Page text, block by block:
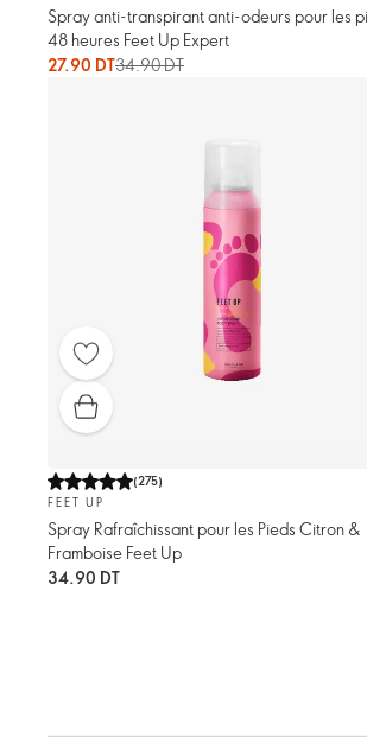
Spray anti-transpirant anti-odeurs pour les
48 heures Feet Up Expert
27.90 DT34.90 DT
(275)
FEET UP
Spray Rafraîchissant pour les Pieds Citron &
Framboise Feet Up
34.90 DT